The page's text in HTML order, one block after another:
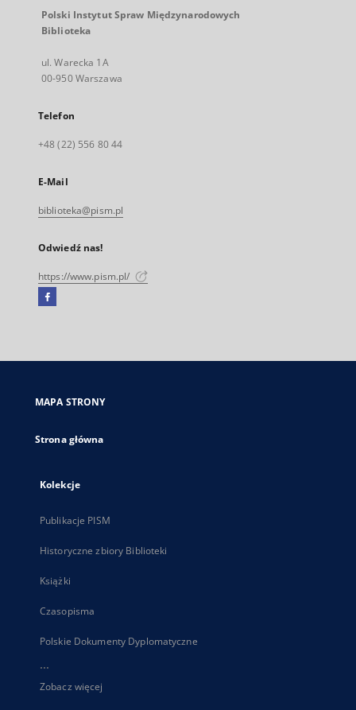
Polski Instytut Spraw Międzynarodowych
Biblioteka
ul. Warecka 1A
00-950 Warszawa
Telefon
+48 (22) 556 80 44
E-Mail
biblioteka@pism.pl
Odwiedź nas!
https://www.pism.pl/
Facebook
się
karcie
MAPA STRONY
Strona główna
Kolekcje
Publikacje PISM
Historyczne zbiory Biblioteki
Książki
Czasopisma
Polskie Dokumenty Dyplomatyczne
...
Zobacz więcej